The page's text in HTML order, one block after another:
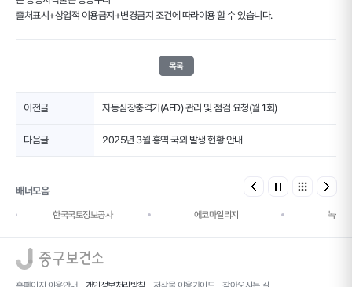
출처표시+상업적 이용금지+변경금지 조건에 따라이용 할 수 있습니다.
목록
이전글 자동심장충격기(AED) 관리 및 점검 요청(월 1회)
다음글 2025년 3월 홍역 국외 발생 현황 안내
배너모음
한국국토정보공사 에코마일리지 녹색건